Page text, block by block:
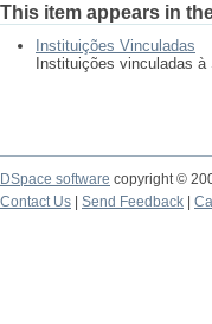
This item appears in
Instituições Vinculadas
Instituições vinculadas
DSpace software copyright ©
Contact Us
Send Feedback